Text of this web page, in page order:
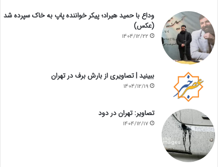
وداع با حمید هیراد؛ پیکر خواننده پاپ به خاک سپرده شد
(عکس)
1404/12/22
ببینید | تصاویری از بارش برف در تهران
1404/12/19
تصاویر: تهران در دود
1404/12/17